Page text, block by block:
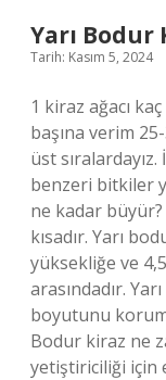
Yarı Bodur
Tarih: Kasım 5, 2024
1 kiraz ağacı
başına verim
üst
benzeri bitkiler
ne kadar büyür?
kısadır. Yarı
yüksekliğe ve
arasındadır.
boyutunu
Bodur kiraz ne
yetiştiriciliği için